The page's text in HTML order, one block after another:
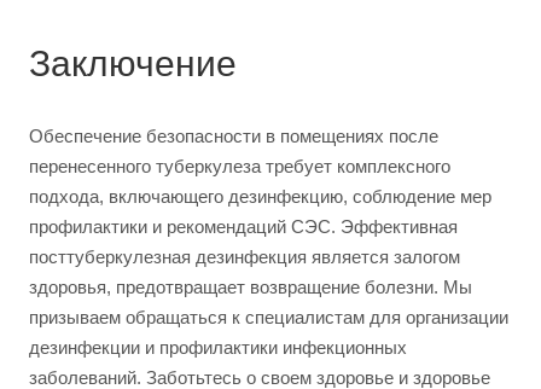
Заключение
Обеспечение безопасности в помещениях после
перенесенного туберкулеза требует комплексного
подхода, включающего дезинфекцию, соблюдение мер
профилактики и рекомендаций СЭС. Эффективная
посттуберкулезная дезинфекция является залогом
здоровья, предотвращает возвращение болезни. Мы
призываем обращаться к специалистам для организации
дезинфекции и профилактики инфекционных
заболеваний. Заботьтесь о своем здоровье и здоровье